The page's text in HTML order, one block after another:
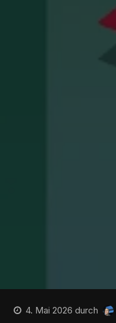
4. Mai 2026 durch